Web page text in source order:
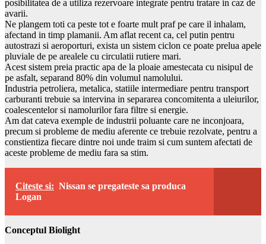
posibilitatea de a utiliza rezervoare integrate pentru tratare in caz de
avarii.
Ne plangem toti ca peste tot e foarte mult praf pe care il inhalam,
afectand in timp plamanii. Am aflat recent ca, cel putin pentru
autostrazi si aeroporturi, exista un sistem ciclon ce poate prelua apele
pluviale de pe arealele cu circulatii rutiere mari.
Acest sistem preia practic apa de la ploaie amestecata cu nisipul de
pe asfalt, separand 80% din volumul namolului.
Industria petroliera, metalica, statiile intermediare pentru transport
carburanti trebuie sa intervina in separarea concomitenta a uleiurilor,
coalescentelor si namolurilor fara filtre si energie.
Am dat cateva exemple de industrii poluante care ne inconjoara,
precum si probleme de mediu aferente ce trebuie rezolvate, pentru a
constientiza fiecare dintre noi unde traim si cum suntem afectati de
aceste probleme de mediu fara sa stim.
Citeste si: Nissan se pregateste sa produca
Logan
Conceptul Biolight